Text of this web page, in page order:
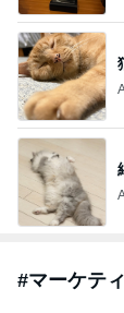
#マーケテ